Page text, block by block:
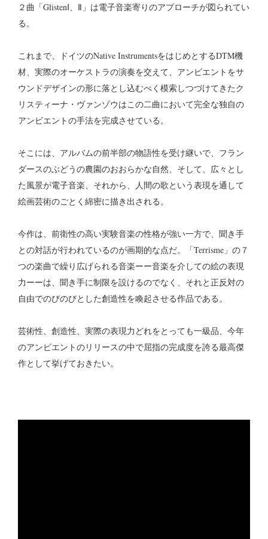
２曲「GlistenⅠ、Ⅱ」は電子音楽寄りのアプローチが図られてい
る。
これまで、ドイツのNative InstrumentsをはじめとするDTM機
材、実際のオーケストラの演奏を交えて、アンビエントをサ
ウンドデザインの形に落とし込むべく模索しつづけてきたク
リスティーナ・ヴァンゾウはこの二曲において完全な独自の
アンビエントの手法を完成させている。
そこには、アルバムの前半部の物語性を受け継いで、フラン
ダースのぶどうの農園のおおらかな自然、そして、広々とし
た風景が電子音楽、それから、人間の歌という表現を通して
絵画芸術のごとく綿密に描き出される。
今作は、前衛性の高い実験音楽の性格が強い一方で、聞き手
との対話が行われているのが画期的な点だ。「Terrisme」の７
つの楽曲で繰り広げられる音楽ーー音楽を介しての絵の表現
力ーーは、聞き手に制限を設けるのでなく、それと正反対の
自由でのびのびとした創造性を喚起させる作品である。
芸術性、創造性、実際の表現力どれをとっても一級品、今年
のアンビエントのリリースの中で屈指の完成度を誇る最高傑
作として挙げておきたい。